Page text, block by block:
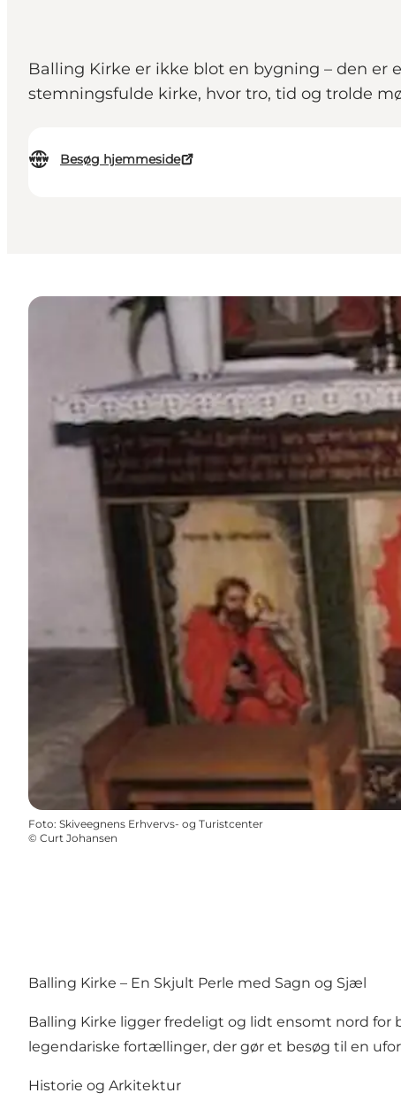
Balling Kirke er ikke blot en bygning – den er
stemningsfulde kirke, hvor tro, tid og trolde
Besøg hjemmeside
Foto: Skiveegnens Erhvervs- og Turistcenter
© Curt Johansen
Balling Kirke – En Skjult Perle med Sagn og Sjæl
Balling Kirke ligger fredeligt og lidt ensomt nord for
legendariske fortællinger, der gør et besøg til en
Historie og Arkitektur